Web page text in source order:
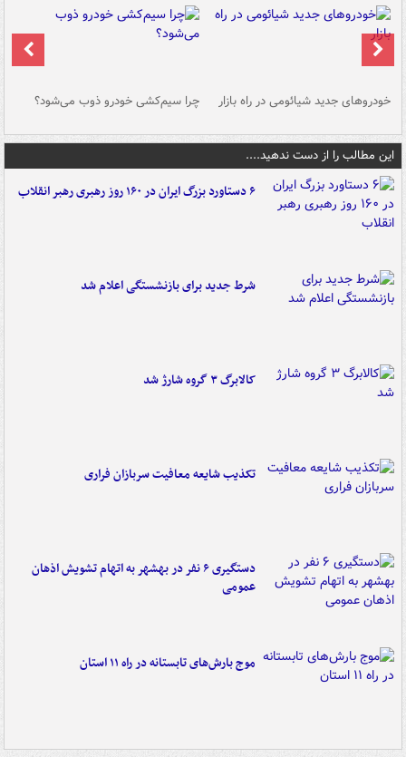
خودروهای جدید شیائومی در راه بازار چرا سیم‌کشی خودرو ذوب می‌شود؟
این مطالب را از دست ندهید....
۶ دستاورد بزرگ ایران در ۱۶۰ روز رهبری رهبر انقلاب
شرط جدید برای بازنشستگی اعلام شد
کالابرگ ۳ گروه شارژ شد
تکذیب شایعه معافیت سربازان فراری
دستگیری ۶ نفر در بهشهر به اتهام تشویش اذهان
عمومی
موج بارش‌های تابستانه در راه ۱۱ استان